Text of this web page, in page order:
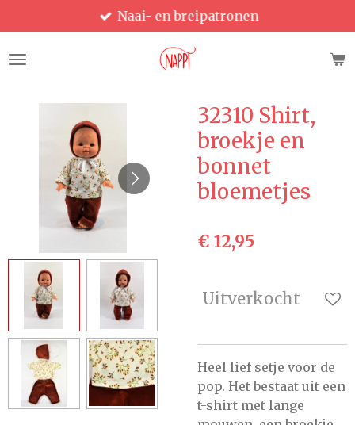
direct
naar
Naai- en breipatronen
32310 Shirt,
broekje en
bonnet
bloemetjes
€ 12,95
Uitverkocht
Heel lief setje voor de
pop. Het bestaat uit een
t-shirt met lange